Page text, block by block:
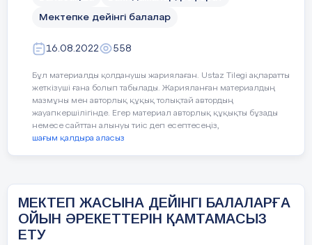
қолдың икемділігін арттыруға арналған
саналады.
Саусақ ойындарының нәтижесінде:
—Баланың тілі жетіледі;
—Қисынды ойлауы дамиды;
Мектепке дейінгі балалар
16.08.2022 558
Бұл материалды қолданушы жариялаған. Ustaz Tilegi ақпаратты
жеткізуші ғана болып табылады. Жарияланған материалдың
мазмұны мен авторлық құқық толықтай автордың
жауапкершілігінде. Егер материал авторлық құқықты бұзады
немесе сайттан алынуы тиіс деп есептесеңіз,
шағым қалдыра аласыз
МЕКТЕП ЖАСЫНА ДЕЙІНГІ БАЛАЛАРҒА
ОЙЫН ӘРЕКЕТТЕРІН ҚАМТАМАСЫЗ
ЕТУ